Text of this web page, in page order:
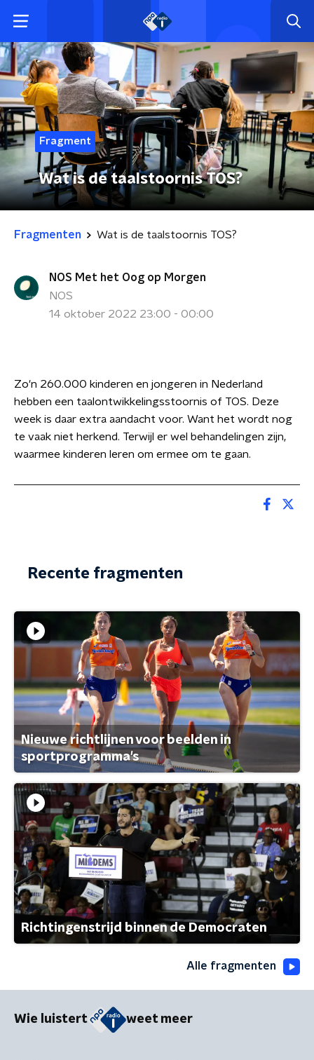
Fragment
Wat is de taalstoornis TOS?
Fragmenten Wat is de taalstoornis TOS?
NOS Met het Oog op Morgen
NOS
14 oktober 2022 23:00 - 00:00
Zo'n 260.000 kinderen en jongeren in Nederland
hebben een taalontwikkelingsstoornis of TOS. Deze
week is daar extra aandacht voor. Want het wordt nog
te vaak niet herkend. Terwijl er wel behandelingen zijn,
waarmee kinderen leren om ermee om te gaan.
Recente fragmenten
Nieuwe richtlijnen voor beelden in
sportprogramma's
Richtingenstrijd binnen de Democraten
Alle fragmenten
Wie luistert weet meer